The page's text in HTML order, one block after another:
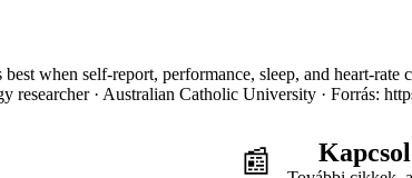
when self-report, performance, sleep, and heart-
researcher · Australian Catholic University · Forrás:
📰